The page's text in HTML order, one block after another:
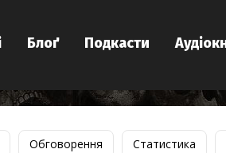
Блоґ Подкасти
Обговорення Статистика